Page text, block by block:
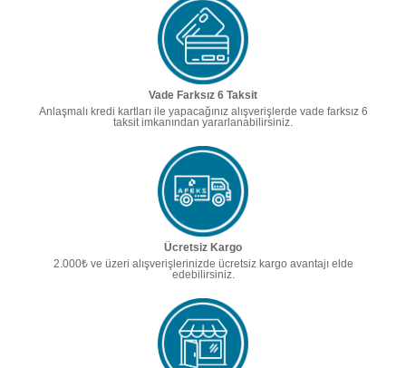
Vade Farksız 6 Taksit
Anlaşmalı kredi kartları ile yapacağınız alışverişlerde vade farksız 6
taksit imkanından yararlanabilirsiniz.
Ücretsiz Kargo
2.000₺ ve üzeri alışverişlerinizde ücretsiz kargo avantajı elde
edebilirsiniz.